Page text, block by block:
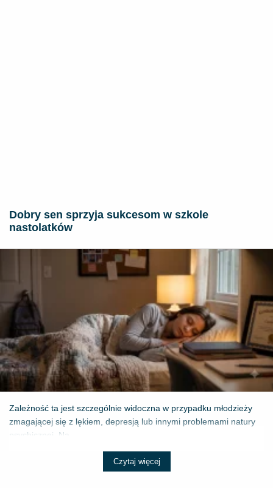
Dobry sen sprzyja sukcesom w szkole
nastolatków
Zależność ta jest szczególnie widoczna w przypadku młodzieży
zmagającej się z lękiem, depresją lub innymi problemami natury
psychicznej. Na...
Czytaj więcej